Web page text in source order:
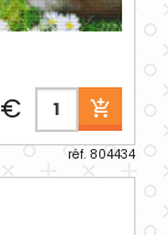
€
réf. 804434